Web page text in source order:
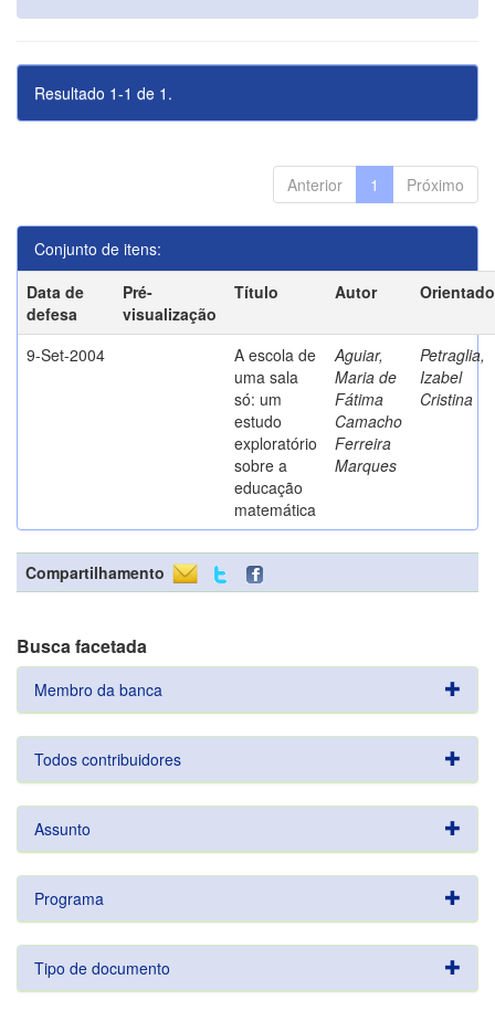
Resultado 1-1 de 1.
Anterior 1 Próximo
Conjunto de itens:
Data de
defesa
Pré-
visualização
Título Autor
9-Set-2004
A escola de
uma sala
só: um
estudo
exploratório
sobre a
educação
matemática
Aguiar,
Maria de
Fátima
Camacho
Ferreira
Marques
Petraglia,
Izabel
Cristina
Compartilhamento
Busca facetada
Membro da banca
Todos contribuidores
Assunto
Programa
Tipo de documento